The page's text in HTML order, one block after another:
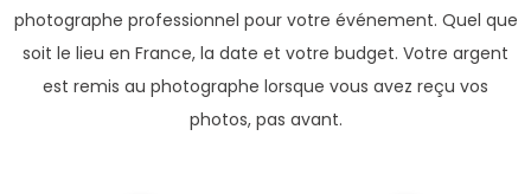
photographe professionnel pour votre événement. Quel que
soit le lieu en France, la date et votre budget. Votre argent
est remis au photographe lorsque vous avez reçu vos
photos, pas avant.